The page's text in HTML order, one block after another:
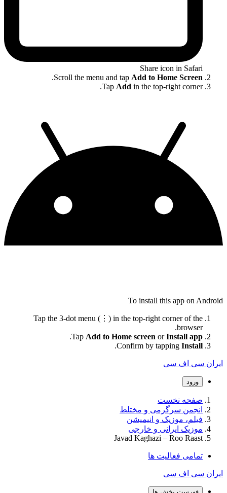
Share icon in Safari
Scroll the menu and tap Add to Home Screen
.
Tap Add in the top-right corner.
To install this app on Android
Tap the 3-dot menu (⋮) in the top-right corner of the
browser.
Tap Add to Home screen orInstall app
.
Confirm by tapping Install
.
ایران سی اف سی
ورود
صفحه نخست
انجمن سرگرمی و مختلط
فیلم، موزیک و انیمیشن
موزیک ایرانی و خارجی
Javad Kaghazi – Roo Raast
تمامی فعالیت ها
ایران سی اف سی